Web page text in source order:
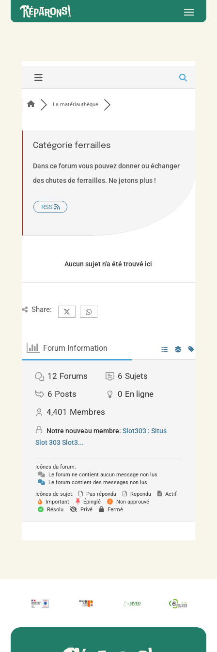
La matériauthèque
Catégorie ferrailles
Dans ce forum vous pouvez donner ou échanger
des chutes de ferrailles. Ne jetons plus !
RSS
Aucun sujet n'a été trouvé ici
Share:
Forum Information
12 Forums 6 Sujets
6 Posts 0 En ligne
4,401 Membres
Notre nouveau membre: Slot303 : Situs
Slot 303 Slot3...
Icônes du forum:
Le forum ne contient aucun message non lus
Le forum contient des messages non lus
Icônes de sujet:
Pas répondu Repondu
Actif
Important
Épinglé
Non approuvé
Résolu
Privé Fermé